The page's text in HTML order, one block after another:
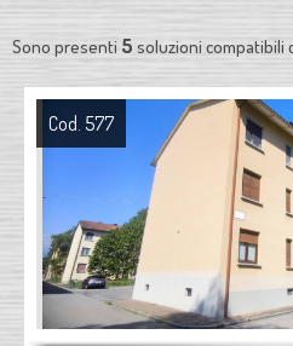
Sono presenti 5 soluzioni compatibili
Cod. 577